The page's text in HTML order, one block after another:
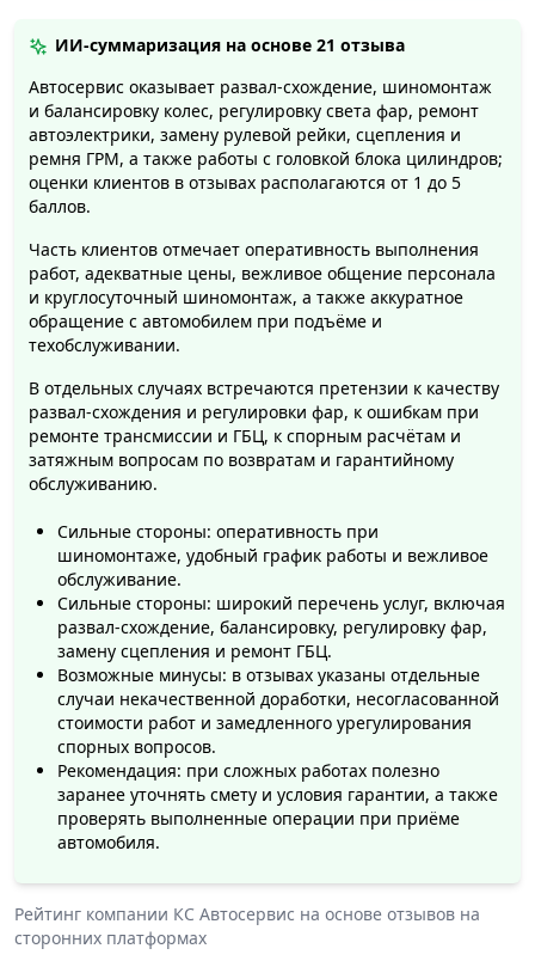
ИИ-суммаризация на основе 21 отзыва
Автосервис оказывает развал-схождение, шиномонтаж
и балансировку колес, регулировку света фар, ремонт
автоэлектрики, замену рулевой рейки, сцепления и
ремня ГРМ, а также работы с головкой блока цилиндров;
оценки клиентов в отзывах располагаются от 1 до 5
баллов.
Часть клиентов отмечает оперативность выполнения
работ, адекватные цены, вежливое общение персонала
и круглосуточный шиномонтаж, а также аккуратное
обращение с автомобилем при подъёме и
техобслуживании.
В отдельных случаях встречаются претензии к качеству
развал-схождения и регулировки фар, к ошибкам при
ремонте трансмиссии и ГБЦ, к спорным расчётам и
затяжным вопросам по возвратам и гарантийному
обслуживанию.
Сильные стороны: оперативность при
шиномонтаже, удобный график работы и вежливое
обслуживание.
Сильные стороны: широкий перечень услуг, включая
развал-схождение, балансировку, регулировку фар,
замену сцепления и ремонт ГБЦ.
Возможные минусы: в отзывах указаны отдельные
случаи некачественной доработки, несогласованной
стоимости работ и замедленного урегулирования
спорных вопросов.
Рекомендация: при сложных работах полезно
заранее уточнять смету и условия гарантии, а также
проверять выполненные операции при приёме
автомобиля.
Рейтинг компании КС Автосервис на основе отзывов на
сторонних платформах